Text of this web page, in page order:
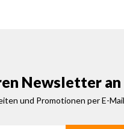
Newsletter an
und Promotionen per E-Mail